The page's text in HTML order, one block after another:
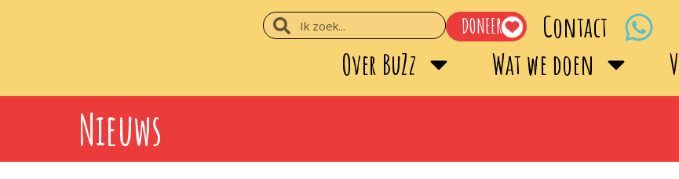
DONEER
Contact
Over BuZz
Wat we doen
Nieuws